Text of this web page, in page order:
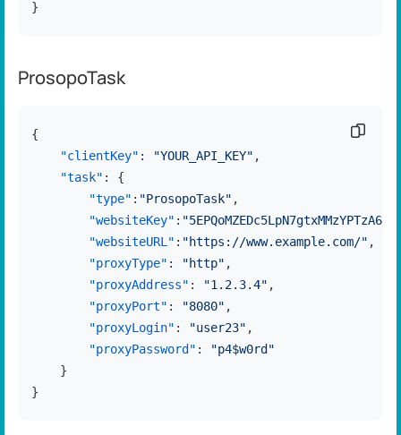
}
ProsopoTask
{
"clientKey" : "YOUR_API_KEY" ,
"task" :
{
"type" : "ProsopoTask" ,
"websiteKey" :
"websiteURL" : "https://www.example.com/" ,
"proxyType" : "http" ,
"proxyAddress" : "1.2.3.4" ,
"proxyPort" : "8080" ,
"proxyLogin" : "user23" ,
"proxyPassword" :
"p4$w0rd"
}
}
复制代